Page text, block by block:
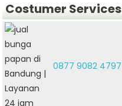
Costumer Services
0877 9082 4797